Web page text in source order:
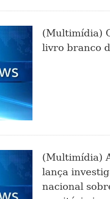
(Multimídia)
livro branco
(Multimídia)
lança
nacional